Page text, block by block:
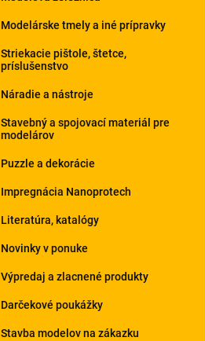
Modelárske tmely a iné prípravky
Striekacie pištole, štetce,
príslušenstvo
Náradie a nástroje
Stavebný a spojovací materiál pre
modelárov
Puzzle a dekorácie
Impregnácia Nanoprotech
Literatúra, katalógy
Novinky v ponuke
Výpredaj a zlacnené produkty
Darčekové poukážky
Stavba modelov na zákazku